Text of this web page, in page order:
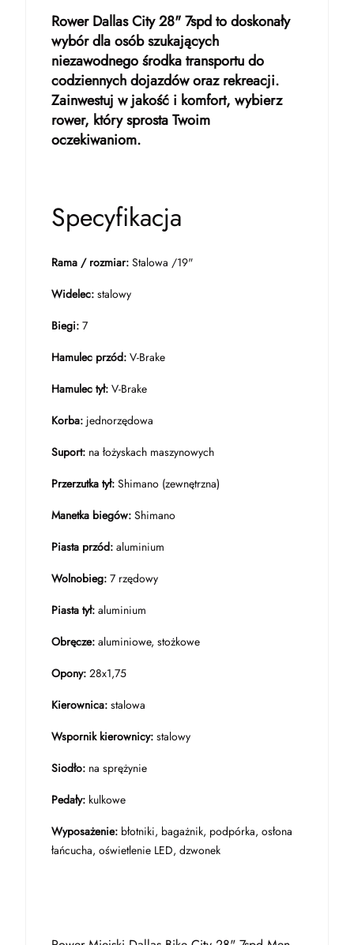
Rower Dallas City 28" 7spd to doskonały
wybór dla osób szukających
niezawodnego środka transportu do
codziennych dojazdów oraz rekreacji.
Zainwestuj w jakość i komfort, wybierz
rower, który sprosta Twoim
oczekiwaniom.
Specyfikacja
Rama / rozmiar: Stalowa /19"
Widelec: stalowy
Biegi: 7
Hamulec przód: V-Brake
Hamulec tył: V-Brake
Korba: jednorzędowa
Suport: na łożyskach maszynowych
Przerzutka tył: Shimano (zewnętrzna)
Manetka biegów: Shimano
Piasta przód: aluminium
Wolnobieg: 7 rzędowy
Piasta tył: aluminium
Obręcze: aluminiowe, stożkowe
Opony: 28x1,75
Kierownica: stalowa
Wspornik kierownicy: stalowy
Siodło: na sprężynie
Pedały: kulkowe
Wyposażenie: błotniki, bagażnik, podpórka, osłona
łańcucha, oświetlenie LED, dzwonek